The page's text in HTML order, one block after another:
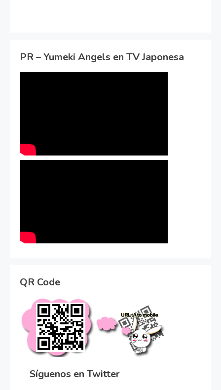
PR – Yumeki Angels en TV Japonesa
QR Code
Síguenos en Twitter